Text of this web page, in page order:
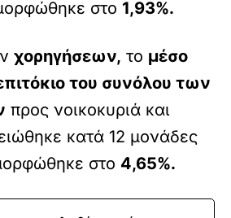
στο 1,93%.
χορηγήσεων, το μέσο
του συνόλου των
προς νοικοκυριά και
κατά 12 μονάδες
στο 4,65%.